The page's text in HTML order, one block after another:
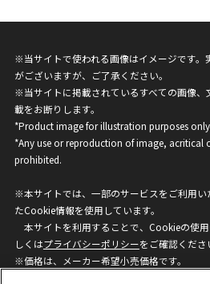
※当サイトで使われる画像はイメージです。
がございますが、ご了承ください。
※当サイトに掲載されているすべての画像
載をお断りします。
*Product image for illustration purposes
*Any use or reproduction of image, acritical
prohibited.
※本サイトでは、一部のサービスをご利用い
たCookie情報を使用しています。
本サイトを利用することで、Cookieの使
しくはプライバシーポリシーをご確認くださ
※価格は、メーカー希望小売価格です。